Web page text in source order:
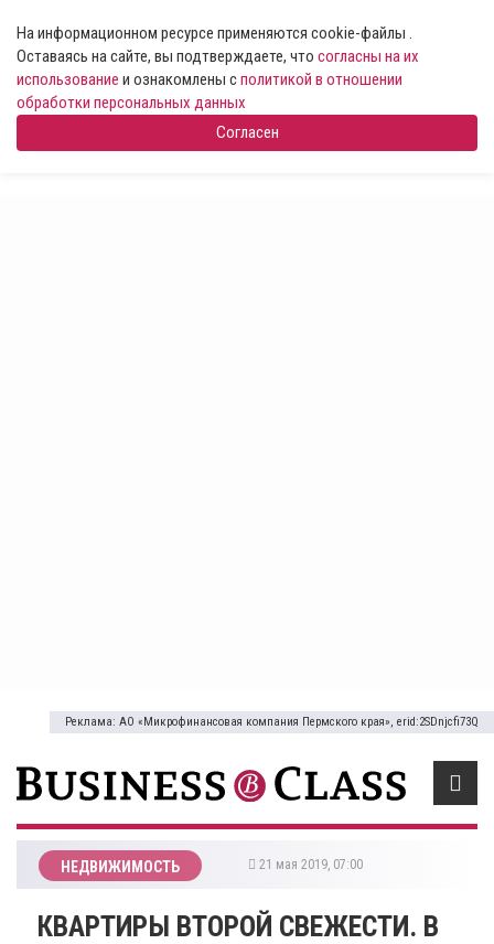
На информационном ресурсе применяются cookie-файлы .
Оставаясь на сайте, вы подтверждаете, что согласны на их
использование и ознакомлены сполитикой в отношении
обработки персональных данных
Согласен
Реклама: АО «Микрофинансовая компания Пермского края», erid:2SDnjcfi73Q
НЕДВИЖИМОСТЬ 21 мая 2019, 07:00
КВАРТИРЫ ВТОРОЙ СВЕЖЕСТИ. В